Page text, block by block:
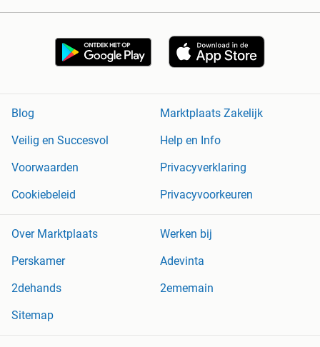
Blog
Marktplaats Zakelijk
Veilig en Succesvol
Help en Info
Voorwaarden
Privacyverklaring
Cookiebeleid
Privacyvoorkeuren
Over Marktplaats
Werken bij
Perskamer
Adevinta
2dehands
2ememain
Sitemap